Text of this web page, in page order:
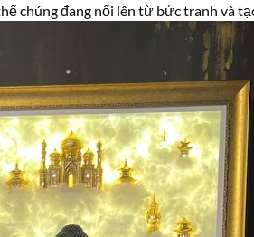
chúng đang nổi lên từ bức tranh và